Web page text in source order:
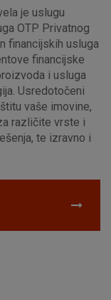
je uslugu
OTP Privatnog
financijskih usluga
financijske
i usluga
Usredotočeni
vaše imovine,
različite vrste i
te izravno i